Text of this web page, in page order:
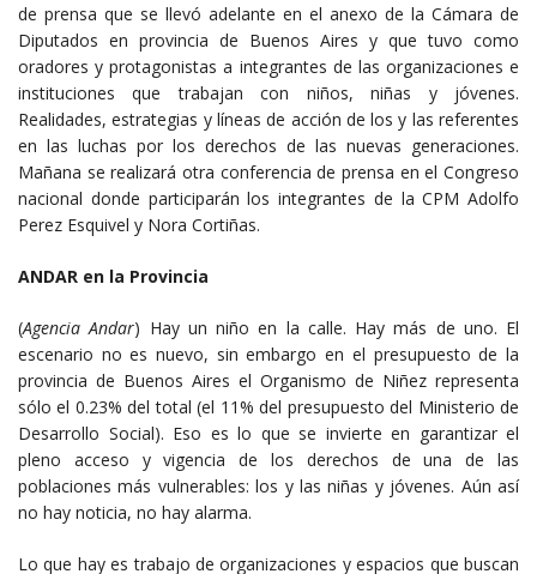
de prensa que se llevó adelante en el anexo de la Cámara de
Diputados en provincia de Buenos Aires y que tuvo como
oradores y protagonistas a integrantes de las organizaciones e
instituciones que trabajan con niños, niñas y jóvenes.
Realidades, estrategias y líneas de acción de los y las referentes
en las luchas por los derechos de las nuevas generaciones.
Mañana se realizará otra conferencia de prensa en el Congreso
nacional donde participarán los integrantes de la CPM Adolfo
Perez Esquivel y Nora Cortiñas.
ANDAR en la Provincia
(Agencia Andar) Hay un niño en la calle. Hay más de uno. El
escenario no es nuevo, sin embargo en el presupuesto de la
provincia de Buenos Aires el Organismo de Niñez representa
sólo el 0.23% del total (el 11% del presupuesto del Ministerio de
Desarrollo Social). Eso es lo que se invierte en garantizar el
pleno acceso y vigencia de los derechos de una de las
poblaciones más vulnerables: los y las niñas y jóvenes. Aún así
no hay noticia, no hay alarma.
Lo que hay es trabajo de organizaciones y espacios que buscan